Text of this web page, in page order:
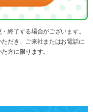
終了する場合がございます。
だき、ご来社またはお電話に
方に限ります。